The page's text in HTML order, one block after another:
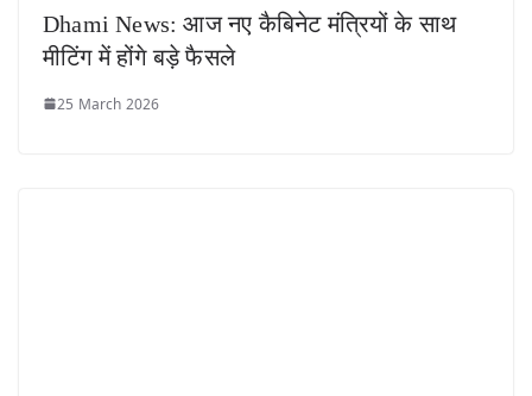
Dhami News: आज नए कैबिनेट मंत्रियों के साथ
मीटिंग में होंगे बड़े फैसले
25 March 2026